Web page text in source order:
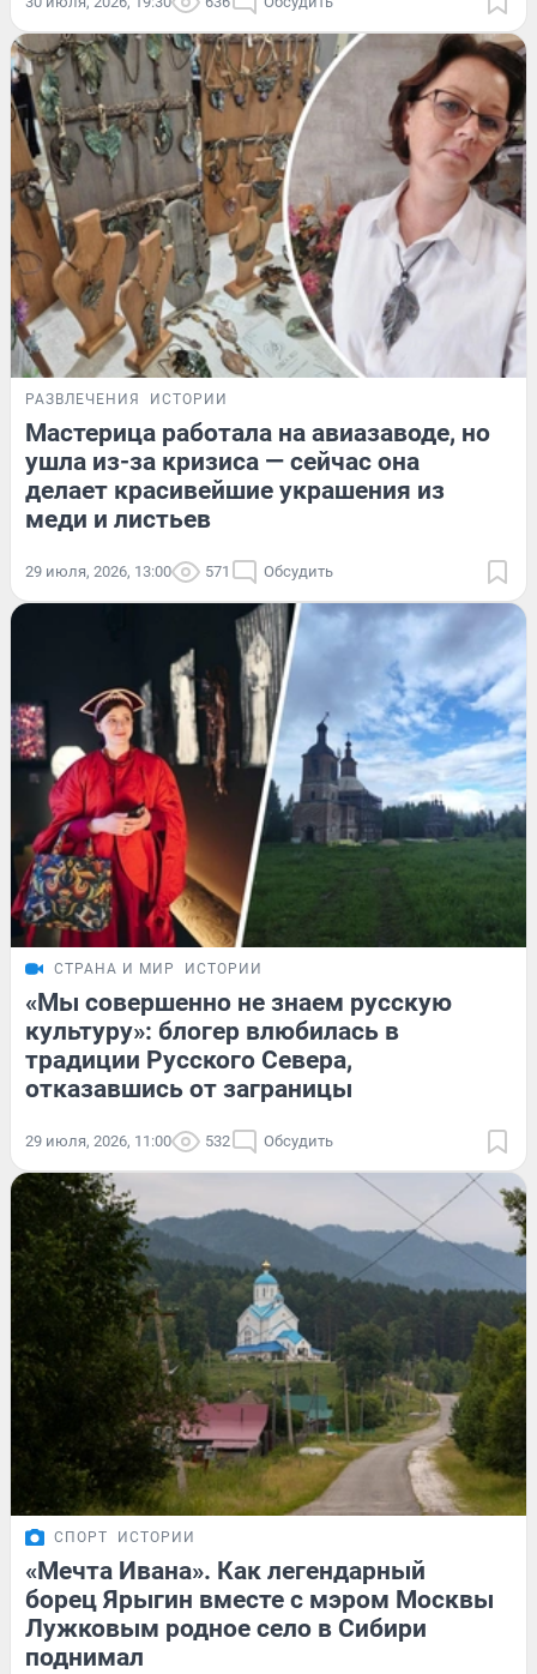
РАЗВЛЕЧЕНИЯ ИСТОРИИ
Мастерица работала на авиазаводе, но
ушла из-за кризиса — сейчас она
делает красивейшие украшения из
меди и листьев
29 июля, 2026, 13:00 571 Обсудить
СТРАНА И МИР ИСТОРИИ
«Мы совершенно не знаем русскую
культуру»: блогер влюбилась в
традиции Русского Севера,
отказавшись от заграницы
29 июля, 2026, 11:00 532 Обсудить
СПОРТ ИСТОРИИ
«Мечта Ивана». Как легендарный
борец Ярыгин вместе с мэром Москвы
Лужковым родное село в Сибири
поднимал